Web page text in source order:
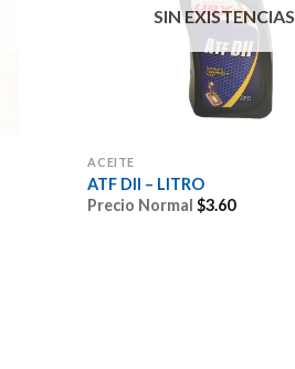
SIN EXISTENCIAS
ACEITE
ATF DII – LITRO
Precio Normal$3.60